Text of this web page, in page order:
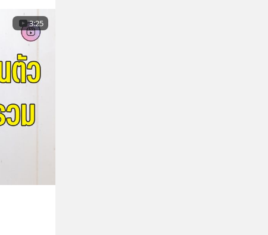
3:25